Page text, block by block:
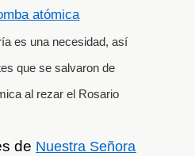
atómica
es una necesidad, así
que se salvaron de
al rezar el Rosario
de Nuestra Señora